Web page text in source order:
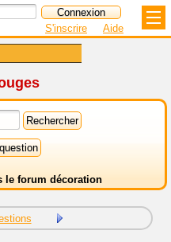
S'inscrire Aide
le forum décoration